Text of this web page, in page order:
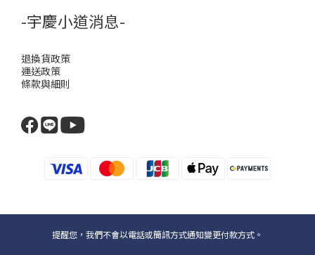
-宇慶小道消息-
退換貨政策
運送政策
條款與細則
提醒您，我們不會以電話或簡訊方式通知變更付款方式。